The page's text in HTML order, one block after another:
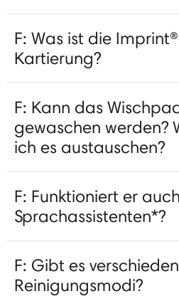
F: Was ist die
Kartierung?
F: Kann das
gewaschen werden?
ich es austauschen?
F: Funktioniert er
Sprachassistenten*?
F: Gibt es
Reinigungsmodi?